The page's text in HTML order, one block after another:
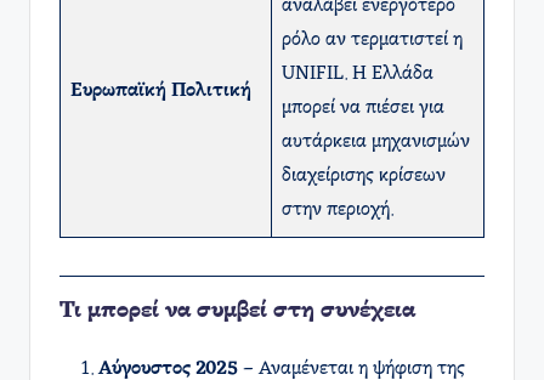
Ευρωπαϊκή Πολιτική
αναλάβει ενεργότερο
ρόλο αν τερματιστεί η
UNIFIL. Η Ελλάδα
μπορεί να πιέσει για
αυτάρκεια μηχανισμών
διαχείρισης κρίσεων
στην περιοχή.
Τι μπορεί να συμβεί στη συνέχεια
Αύγουστος 2025 – Αναμένεται η ψήφιση της